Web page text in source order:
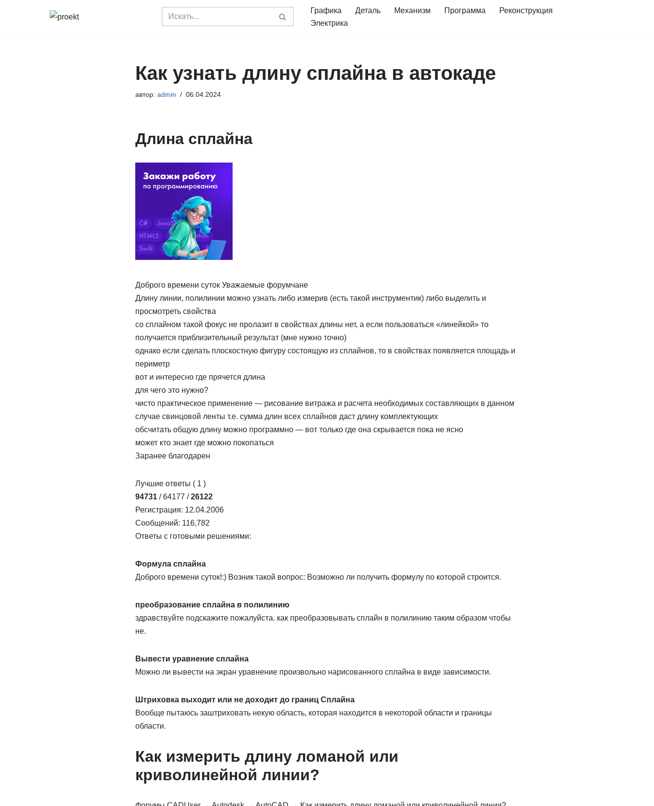
Графика Деталь Механизм Программа
Реконструкция
Электрика
Как узнать длину сплайна в автокаде
автор: admin 06.04.2024
Длина сплайна
Доброго времени суток Уважаемые форумчане
Длину линии, полилинии можно узнать либо измерив (есть такой инструментик) либо выделить и
просмотреть свойства
со сплайном такой фокус не пролазит в свойствах длины нет, а если пользоваться «линейкой» то
получается приблизительный результат (мне нужно точно)
однако если сделать плоскостную фигуру состоящую из сплайнов, то в свойствах появляется площадь и
периметр
вот и интересно где прячется длина
для чего это нужно?
чисто практическое применение — рисование витража и расчета необходимых составляющих в данном
случае свинцовой ленты т.е. сумма длин всех сплайнов даст длину комплектующих
обсчитать общую длину можно программно — вот только где она скрывается пока не ясно
может кто знает где можно покопаться
Заранее благодарен
Лучшие ответы ( 1 )
94731/ 64177 /26122
Регистрация: 12.04.2006
Сообщений: 116,782
Ответы с готовыми решениями:
Формула сплайна
Доброго времени суток!:) Возник такой вопрос: Возможно ли получить формулу по которой строится.
преобразование сплайна в полилинию
здравствуйте подскажите пожалуйста. как преобразовывать сплайн в полилинию таким образом чтобы
не.
Вывести уравнение сплайна
Можно ли вывести на экран уравнение произвольно нарисованного сплайна в виде зависимости.
Штриховка выходит или не доходит до границ Сплайна
Вообще пытаюсь заштриховать некую область, которая находится в некоторой области и границы
области.
Как измерить длину ломаной или
криволинейной линии?